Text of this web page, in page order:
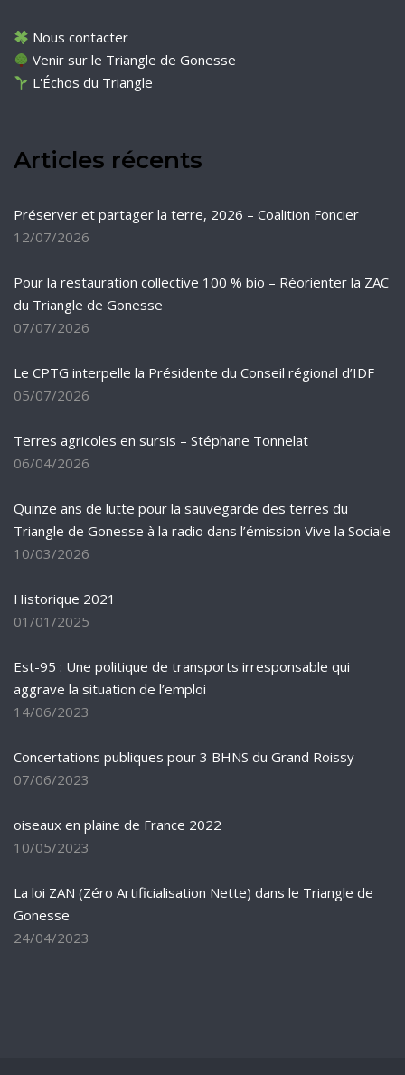
Nous contacter
Venir sur le Triangle de Gonesse
L'Échos du Triangle
Articles récents
Préserver et partager la terre, 2026 – Coalition Foncier
12/07/2026
Pour la restauration collective 100 % bio – Réorienter la ZAC
du Triangle de Gonesse
07/07/2026
Le CPTG interpelle la Présidente du Conseil régional d’IDF
05/07/2026
Terres agricoles en sursis – Stéphane Tonnelat
06/04/2026
Quinze ans de lutte pour la sauvegarde des terres du
Triangle de Gonesse à la radio dans l’émission Vive la Sociale
10/03/2026
Historique 2021
01/01/2025
Est-95 : Une politique de transports irresponsable qui
aggrave la situation de l’emploi
14/06/2023
Concertations publiques pour 3 BHNS du Grand Roissy
07/06/2023
oiseaux en plaine de France 2022
10/05/2023
La loi ZAN (Zéro Artificialisation Nette) dans le Triangle de
Gonesse
24/04/2023